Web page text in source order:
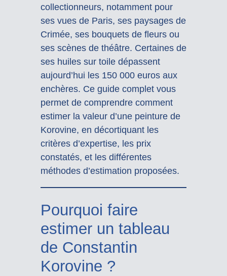
collectionneurs, notamment pour
ses vues de Paris, ses paysages de
Crimée, ses bouquets de fleurs ou
ses scènes de théâtre. Certaines de
ses huiles sur toile dépassent
aujourd’hui les 150 000 euros aux
enchères. Ce guide complet vous
permet de comprendre comment
estimer la valeur d’une peinture de
Korovine, en décortiquant les
critères d’expertise, les prix
constatés, et les différentes
méthodes d’estimation proposées.
Pourquoi faire
estimer un tableau
de Constantin
Korovine ?